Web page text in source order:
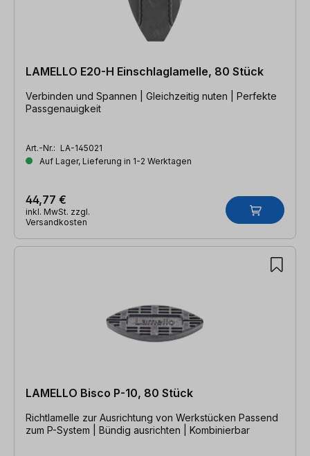
LAMELLO E20-H Einschlaglamelle, 80 Stück
Verbinden und Spannen | Gleichzeitig nuten | Perfekte
Passgenauigkeit
Art.-Nr.: LA-145021
Auf Lager, Lieferung in 1-2 Werktagen
44,77 €
inkl. MwSt. zzgl.
Versandkosten
LAMELLO Bisco P-10, 80 Stück
Richtlamelle zur Ausrichtung von Werkstücken Passend
zum P-System | Bündig ausrichten | Kombinierbar